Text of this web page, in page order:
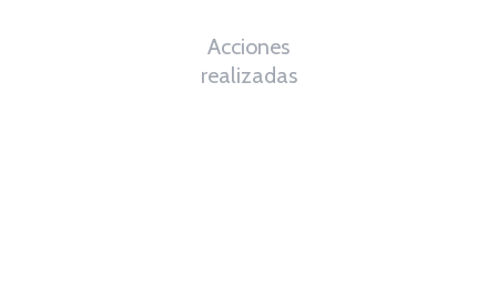
Acciones
realizadas